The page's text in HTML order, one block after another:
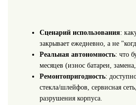
Сценарий использования:
закрывает ежедневно, а не
Реальная автономность: что
месяцев (износ батареи,
Ремонтопригодность:
стекла/шлейфов, сервисная
разрушения корпуса.